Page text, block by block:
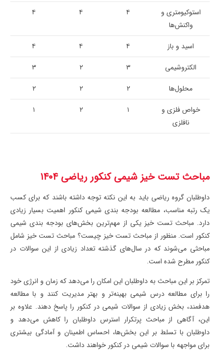
استوکیومتری و
واکنش‌ها
۴ ۴ ۴
اسید و باز ۴ ۴
۴
الکتروشیمی
۳ ۲
۳
محلول‌ها
۲ ۲
۲
خواص فلزی و
نافلزی
۱ ۲ ۱
مباحث تست خیز شیمی کنکور ریاضی ۱۴۰۴
داوطلبان گروه ریاضی باید به این نکته توجه داشته باشند که برای کسب
یک رتبه مناسب، مطالعه بودجه بندی شیمی کنکور اهمیت بسیار زیادی
دارد. مباحث تست‌ خیز یکی از مهم‌ترین بخش‌های بودجه بندی شیمی
کنکور است. منظور از مباحث تست خیز چیست؟ مباحث تست خیز شامل
مباحثی می‌شوند که در سال‌های گذشته تعداد زیادی از این سوالات در
کنکور مطرح شده است.
تمرکز بر این مباحث به داوطلبان این امکان را می‌دهد که زمان و انرژی خود
را برای مطالعه درس شیمی بهینه‌تر و بهتر مدیریت کنند و با مطالعه
هدفمند، بخش زیادی از سوالات شیمی در کنکور را پاسخ دهند. علاوه بر
این، آگاهی از مباحث پرتکرار استرس داوطلبان را کاهش می‌دهد و
داوطلبان با تسلط بر این بخش‌ها، احساس اطمینان و آمادگی بیشتری
برای مواجهه با سوالات شیمی در کنکور خواهند داشت.